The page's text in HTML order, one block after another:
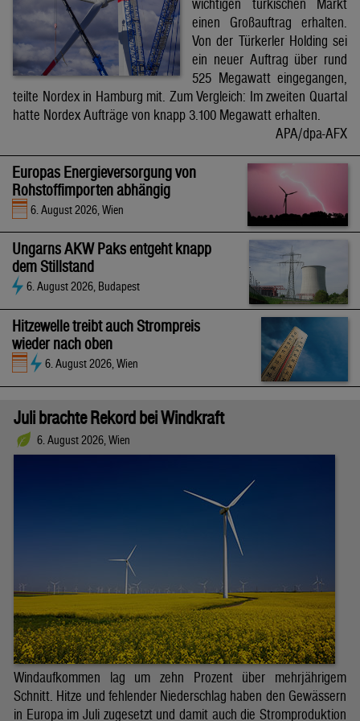
wichtigen türkischen Markt
einen Großauftrag erhalten.
Von der Türkerler Holding sei
ein neuer Auftrag über rund
525 Megawatt eingegangen,
teilte Nordex in Hamburg mit. Zum Vergleich: Im zweiten Quartal
hatte Nordex Aufträge von knapp 3.100 Megawatt erhalten.
APA/dpa-AFX
Europas Energieversorgung von
Rohstoffimporten abhängig
6. August 2026, Wien
Ungarns AKW Paks entgeht knapp
dem Stillstand
6. August 2026, Budapest
Hitzewelle treibt auch Strompreis
wieder nach oben
6. August 2026, Wien
Juli brachte Rekord bei Windkraft
6. August 2026, Wien
Windaufkommen lag um zehn Prozent über mehrjährigem
Schnitt. Hitze und fehlender Niederschlag haben den Gewässern
in Europa im Juli zugesetzt und damit auch die Stromproduktion